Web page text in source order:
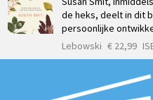
de heks, deelt in dit
persoonlijke
Lebowski € 22,99